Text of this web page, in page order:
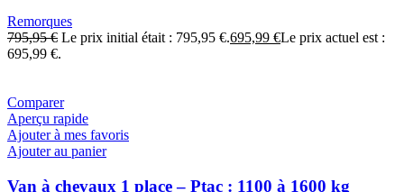
Remorques
795,95€ Le prix initial était : 795,95 €.695,99 €Le prix actuel est :
695,99 €.
Comparer
Aperçu rapide
Ajouter à mes favoris
Ajouter au panier
Van à chevaux 1 place – Ptac : 1100 à 1600 kg